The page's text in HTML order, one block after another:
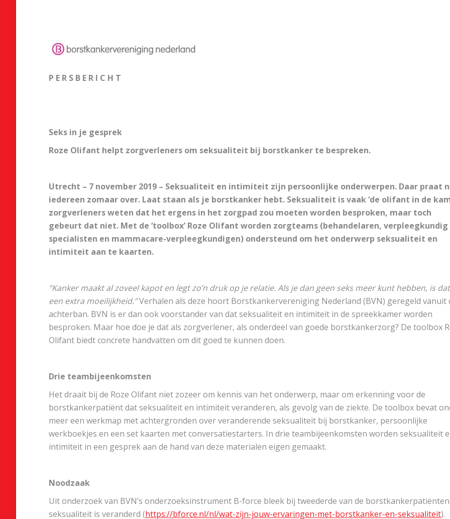
P E R S B E R I C H T
Seks in je gesprek
Roze Olifant helpt zorgverleners om seksualiteit bij borstkanker te bespreken.
Utrecht – 7 november 2019 – Seksualiteit en intimiteit zijn persoonlijke onderwerpen. Daar praat
iedereen zomaar over. Laat staan als je borstkanker hebt. Seksualiteit is vaak ‘de olifant in de
zorgverleners weten dat het ergens in het zorgpad zou moeten worden besproken, maar toch
gebeurt dat niet. Met de ‘toolbox’ Roze Olifant worden zorgteams (behandelaren, verpleegkundig
specialisten en mammacare-verpleegkundigen) ondersteund om het onderwerp seksualiteit en
intimiteit aan te kaarten.
“Kanker maakt al zoveel kapot en legt zo’n druk op je relatie. Als je dan geen seks meer kunt hebben, is dat
een extra moeilijkheid.”Verhalen als deze hoort Borstkankervereniging Nederland (BVN) geregeld vanuit
achterban. BVN is er dan ook voorstander van dat seksualiteit en intimiteit in de spreekkamer worden
besproken. Maar hoe doe je dat als zorgverlener, als onderdeel van goede borstkankerzorg? De toolbox
Olifant biedt concrete handvatten om dit goed te kunnen doen.
Drie teambijeenkomsten
Het draait bij de Roze Olifant niet zozeer om kennis van het onderwerp, maar om erkenning voor de
borstkankerpatiënt dat seksualiteit en intimiteit veranderen, als gevolg van de ziekte. De toolbox bevat
meer een werkmap met achtergronden over veranderende seksualiteit bij borstkanker, persoonlijke
werkboekjes en een set kaarten met conversatiestarters. In drie teambijeenkomsten worden seksualiteit
intimiteit in een gesprek aan de hand van deze materialen eigen gemaakt.
Noodzaak
Uit onderzoek van BVN’s onderzoeksinstrument B-force bleek bij tweederde van de borstkankerpatiënten
seksualiteit is veranderd (https://bforce.nl/nl/wat-zijn-jouw-ervaringen-met-borstkanker-en-seksualiteit).